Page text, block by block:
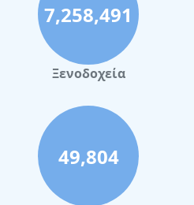
7,258,491
Ξενοδοχεία
49,804